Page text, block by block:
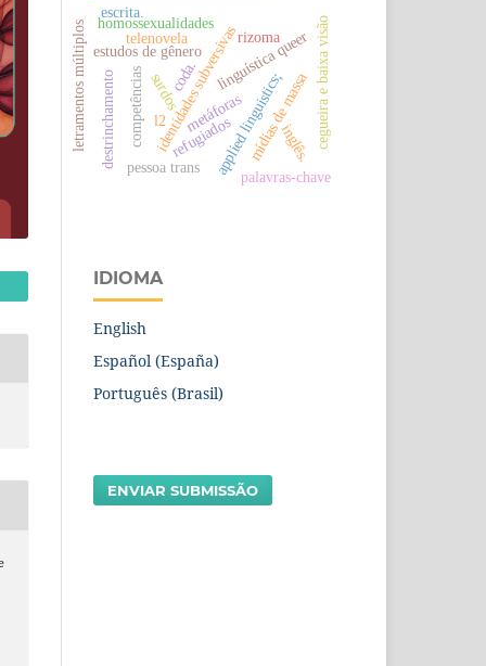
applied linguistics;
surdos
identidades subversivas
estudos de gênero linguística queer
letramentos múltiplos rizoma cegueira e baixa visão
coda.
palavras-chave
homossexualidades
mídias de massa
telenovela
pessoa trans
refugiados
destrinchamento metáforas
l2
competências inglês.
escrita.
IDIOMA
English
Español (España)
Português (Brasil)
ENVIAR SUBMISSÃO